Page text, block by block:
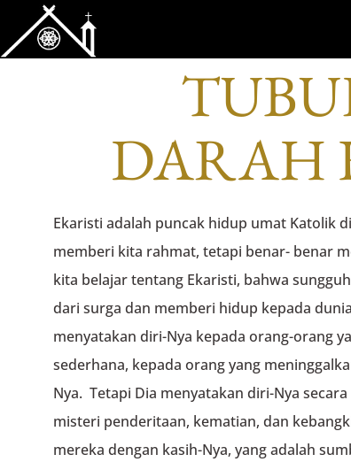
DARAH
Ekaristi adalah puncak hidup umat Katolik
memberi kita rahmat, tetapi benar- benar
kita belajar tentang Ekaristi, bahwa
dari surga dan memberi hidup kepada
menyatakan diri-Nya kepada orang-orang
sederhana, kepada orang yang
Nya. Tetapi Dia menyatakan diri-Nya
misteri penderitaan, kematian, dan
mereka dengan kasih-Nya, yang adalah